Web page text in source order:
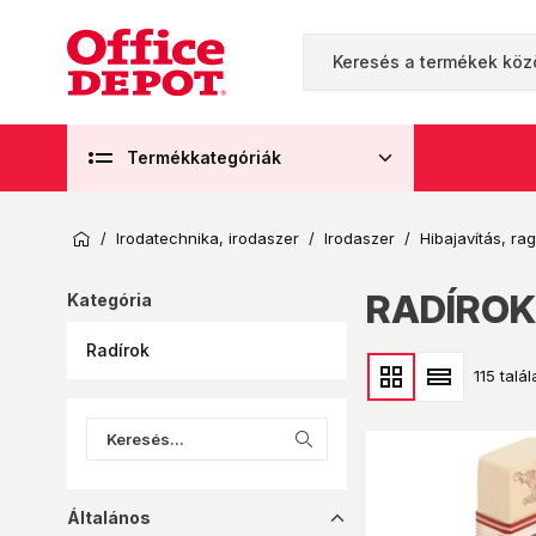
Termékkategóriák
/ Irodatechnika, irodaszer / Irodaszer / Hibajavítás,
RADÍROK
115
Kategória
Radírok
Általános dropup_16